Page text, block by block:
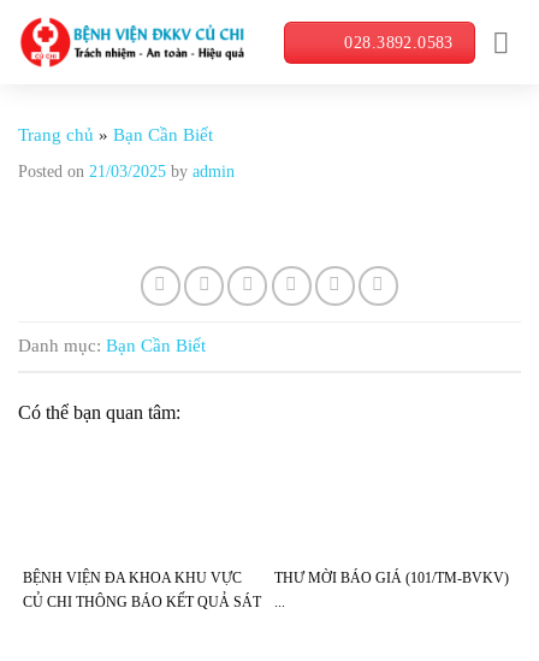
content
028.3892.0583
Trang chủ » Bạn Cần Biết
Posted on 21/03/2025 by admin
Danh mục: Bạn Cần Biết
Có thể bạn quan tâm:
BỆNH VIỆN ĐA KHOA KHU VỰC
CỦ CHI THÔNG BÁO KẾT QUẢ SÁT
THƯ MỜI BÁO GIÁ (101/TM-BVKV)